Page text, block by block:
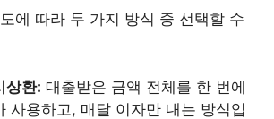
에 따라 두 가지 방식 중 선택할 수
상환: 대출받은 금액 전체를 한 번에
사용하고, 매달 이자만 내는 방식입